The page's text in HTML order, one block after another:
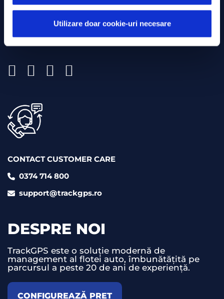
Utilizare doar cookie-uri necesare
Cluj-Napoca
0374 714 805
presales@trackgps.ro
CONTACT CUSTOMER CARE
0374 714 800
support@trackgps.ro
DESPRE NOI
TrackGPS este o soluție modernă de
management al flotei auto, îmbunătățită pe
parcursul a peste 20 de ani de experiență.
CONFIGUREAZĂ PREȚ